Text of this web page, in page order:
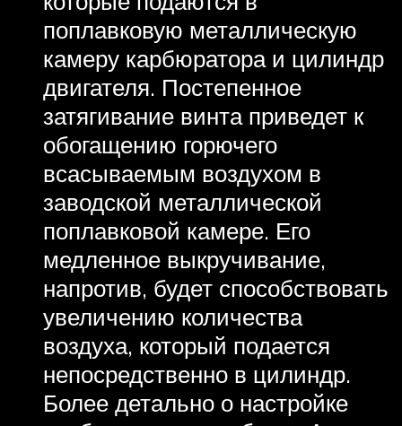
поплавковую металлическую
камеру карбюратора и цилиндр
двигателя. Постепенное
затягивание винта приведет к
обогащению горючего
всасываемым воздухом в
заводской металлической
поплавковой камере. Его
медленное выкручивание,
напротив, будет способствовать
увеличению количества
воздуха, который подается
непосредственно в цилиндр.
Более детально о настройке